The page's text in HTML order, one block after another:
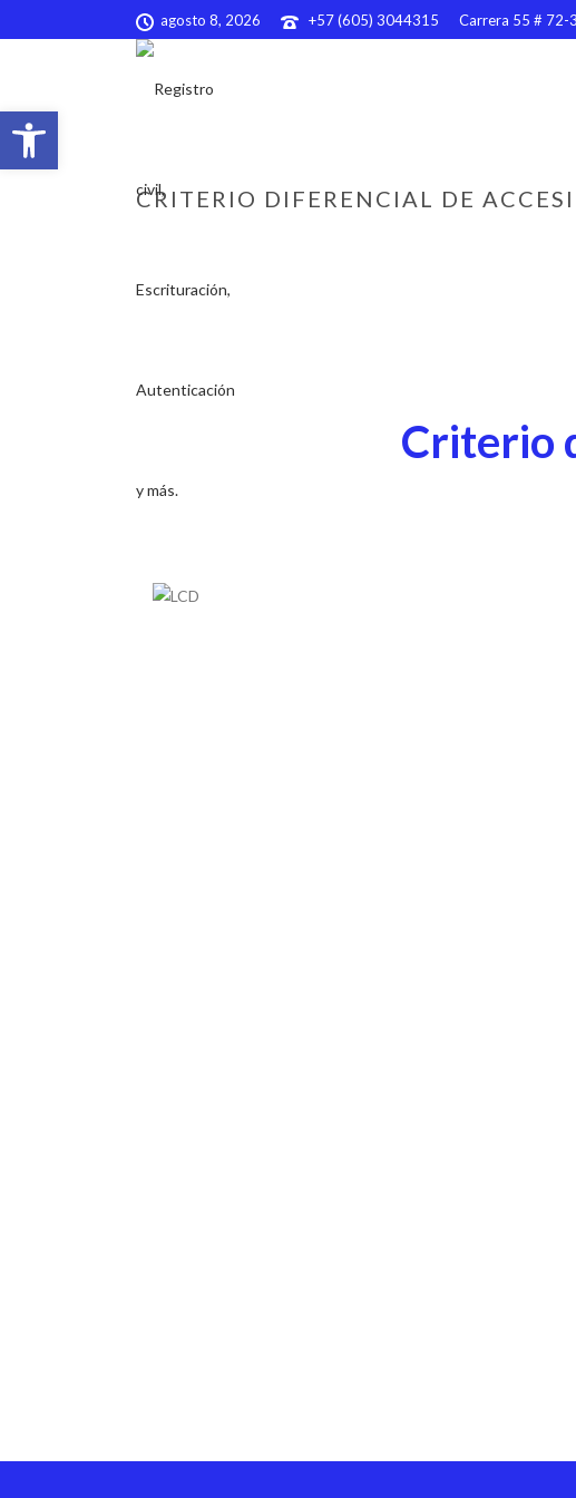
Abrir barra de herramientas
agosto 8, 2026 +57 (605) 3044315 Carrera 55 # 72-
CRITERIO DIFERENCIAL DE
Criterio